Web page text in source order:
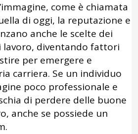
come è chiamata
di oggi, la reputazione e
anche le scelte dei
lavoro, diventando fattori
per emergere e
carriera. Se un individuo
poco professionale e
di perdere delle buone
anche se possiede un